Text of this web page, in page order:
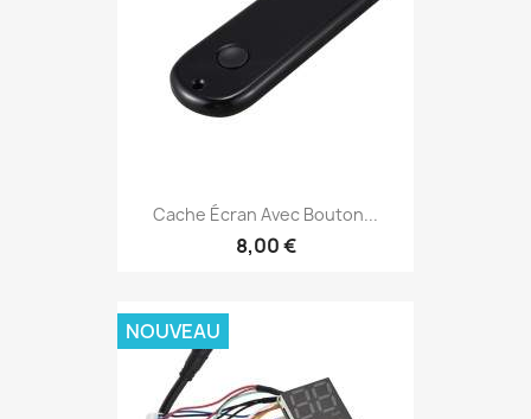
Cache Écran Avec Bouton...
8,00 €
NOUVEAU